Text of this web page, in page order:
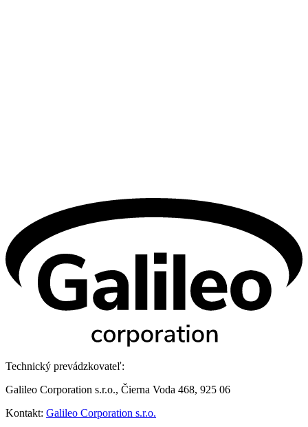
Technický prevádzkovateľ:
Galileo Corporation s.r.o., Čierna Voda 468, 925 06
Kontakt: Galileo Corporation s.r.o.